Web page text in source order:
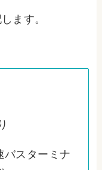
ます。
バスターミナ